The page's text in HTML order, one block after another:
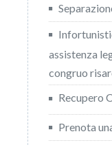
assistenza
congruo
Recupero
Prenota